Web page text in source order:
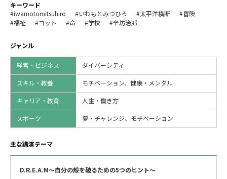
キーワード
#iwamotomitsuhiro
#いわもとみつひろ #太平洋横断
#冒険
#福祉
#ヨット #命 #学校 #辛坊治郎
ジャンル
経営・ビジネス ダイバーシティ
スキル・教養 モチベーション、健康・メンタル
キャリア・教育 人生・働き方
スポーツ 夢・チャレンジ、モチベーション
主な講演テーマ
D.R.E.A.M～自分の殻を破るための5つのヒント～